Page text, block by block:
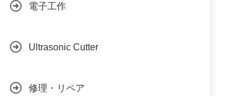
電子工作
Ultrasonic Cutter
修理・リペア